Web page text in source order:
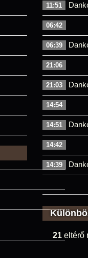
11:51
06:42
06:39
21:06
21:03
14:54
14:51
14:42
14:39
21 eltérő